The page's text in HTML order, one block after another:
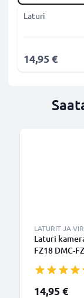
Laturi
14,95 €
LATURIT JA
Laturi
FZ18 DMC-
14,95 €